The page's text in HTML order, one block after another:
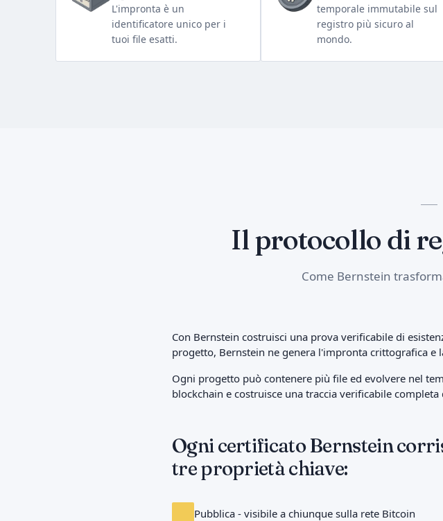
L'impronta è un
identificatore unico per i
tuoi file esatti.
temporale immutabile sul
registro più sicuro al
mondo.
Il protocollo di
Come Bernstein
Con Bernstein costruisci una prova verificabile di
progetto, Bernstein ne genera l'impronta crittografica e
Ogni progetto può contenere più file ed evolvere nel
blockchain e costruisce una traccia verificabile
Ogni certificato Bernstein
tre proprietà chiave:
Pubblica - visibile a chiunque sulla rete Bitcoin